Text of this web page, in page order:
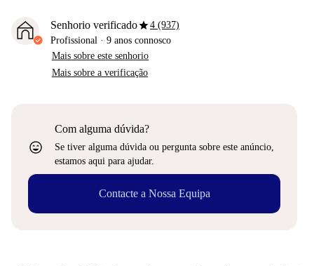
Senhorio verificadostar4 (937)
Profissional · 9 anos connosco
Mais sobre este senhorio
Mais sobre a verificação
sentiment_very_satisfied
Com alguma dúvida?
Se tiver alguma dúvida ou pergunta sobre este anúncio,
estamos aqui para ajudar.
Contacte a Nossa Equipa